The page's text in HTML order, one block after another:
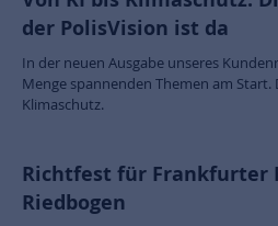
der PolisVision ist da
In der neuen Ausgabe unseres
Menge spannenden Themen am Start.
Klimaschutz.
Richtfest für Frankfurter
Riedbogen